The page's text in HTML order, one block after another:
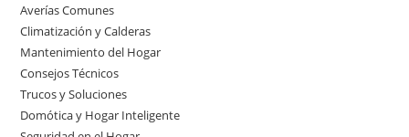
Averías Comunes
Climatización y Calderas
Mantenimiento del Hogar
Consejos Técnicos
Trucos y Soluciones
Domótica y Hogar Inteligente